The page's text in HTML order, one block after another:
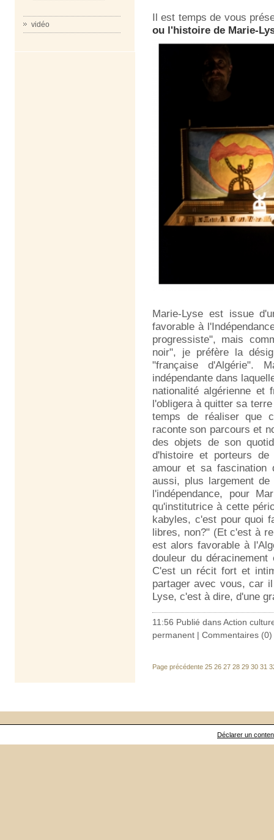
vidéo
Il est temps de vous
ou l'histoire de Marie-
Marie-Lyse est issue
favorable à
progressiste", mais
noir", je préfère la
"française d'Algérie".
indépendante dans
nationalité algérienne et
l'obligera à quitter sa
temps de réaliser que
raconte son parcours et
des objets de son
d'histoire et porteurs de
amour et sa fascination
aussi, plus largement
l'indépendance, pour
qu'institutrice à cette
kabyles, c'est pour quoi
libres, non?" (Et c'est à
est alors favorable à
douleur du
C'est un récit fort et
partager avec vous, car
Lyse, c'est à dire, d'une
11:56 Publié dansAction
permanent | Commentaires (0)
Page précédente 25 26 27 28 29 30 31
Déclarer un